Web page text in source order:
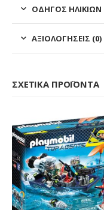
ΟΔΗΓΌΣ ΗΛΙΚΙΏΝ
ΑΞΙΟΛΟΓΉΣΕΙΣ (0)
ΣΧΕΤΙΚΆ ΠΡΟΪΌΝΤΑ